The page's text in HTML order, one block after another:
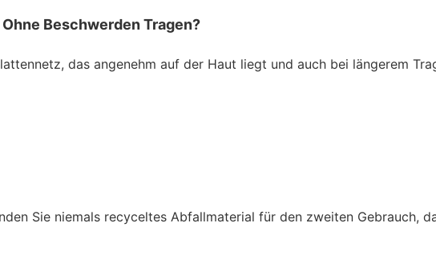
Beschwerden Tragen?
das angenehm auf der Haut liegt und auch bei längerem
Sie niemals recyceltes Abfallmaterial für den zweiten Gebrauch,